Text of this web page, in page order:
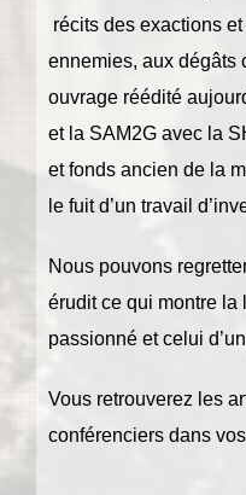
récits des exactions
ennemies, aux dégâts
ouvrage réédité
et la SAM2G avec la
et fonds ancien de la
le fuit d’un travail
Nous pouvons
érudit ce qui montre la
passionné et celui
Vous retrouverez les
conférenciers dans